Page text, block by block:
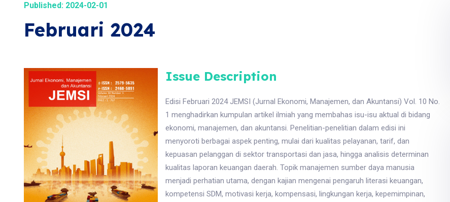
Published: 2024-02-01
Februari 2024
Issue Description
Edisi Februari 2024 JEMSI (Jurnal Ekonomi, Manajemen, dan Akuntansi) Vol. 10 No.
1 menghadirkan kumpulan artikel ilmiah yang membahas isu-isu aktual di bidang
ekonomi, manajemen, dan akuntansi. Penelitian-penelitian dalam edisi ini
menyoroti berbagai aspek penting, mulai dari kualitas pelayanan, tarif, dan
kepuasan pelanggan di sektor transportasi dan jasa, hingga analisis determinan
kualitas laporan keuangan daerah. Topik manajemen sumber daya manusia
menjadi perhatian utama, dengan kajian mengenai pengaruh literasi keuangan,
kompetensi SDM, motivasi kerja, kompensasi, lingkungan kerja, kepemimpinan,